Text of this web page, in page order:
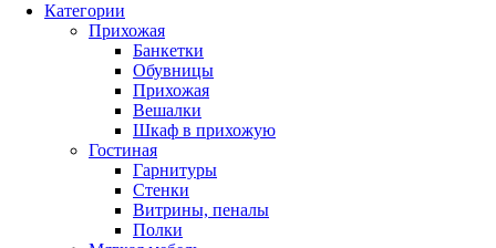
Категории
Прихожая
Банкетки
Обувницы
Прихожая
Вешалки
Шкаф в прихожую
Гостиная
Гарнитуры
Стенки
Витрины, пеналы
Полки